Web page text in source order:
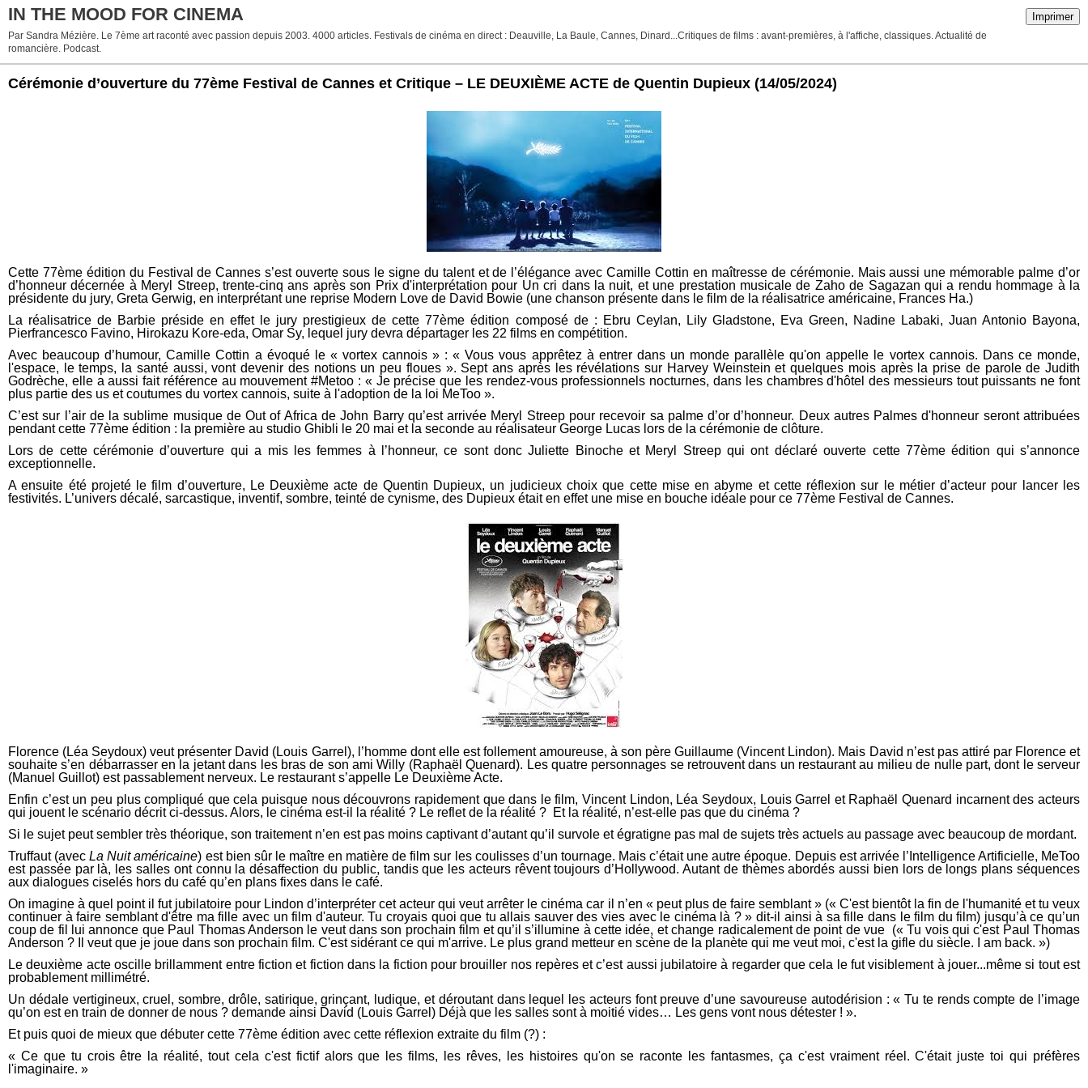
Imprimer
IN THE MOOD FOR CINEMA
Par Sandra Mézière. Le 7ème art raconté avec passion depuis 2003. 4000 articles. Festivals de cinéma en direct : Deauville, La Baule, Cannes, Dinard...Critiques de films : avant-premières, à l'affiche, classiques. Actualité de
romancière. Podcast.
Cérémonie d’ouverture du 77ème Festival de Cannes et Critique – LE DEUXIÈME ACTE de Quentin Dupieux (14/05/2024)
Cette 77ème édition du Festival de Cannes s’est ouverte sous le signe du talent et de l’élégance avec Camille Cottin en maîtresse de cérémonie. Mais aussi une mémorable palme d’or
d’honneur décernée à Meryl Streep, trente-cinq ans après son Prix d'interprétation pour Un cri dans la nuit, et une prestation musicale de Zaho de Sagazan qui a rendu hommage à la
présidente du jury, Greta Gerwig, en interprétant une reprise Modern Love de David Bowie (une chanson présente dans le film de la réalisatrice américaine, Frances Ha.)
La réalisatrice de Barbie préside en effet le jury prestigieux de cette 77ème édition composé de : Ebru Ceylan, Lily Gladstone, Eva Green, Nadine Labaki, Juan Antonio Bayona,
Pierfrancesco Favino, Hirokazu Kore-eda, Omar Sy, lequel jury devra départager les 22 films en compétition.
Avec beaucoup d’humour, Camille Cottin a évoqué le « vortex cannois » : « Vous vous apprêtez à entrer dans un monde parallèle qu'on appelle le vortex cannois. Dans ce monde,
l'espace, le temps, la santé aussi, vont devenir des notions un peu floues ». Sept ans après les révélations sur Harvey Weinstein et quelques mois après la prise de parole de Judith
Godrèche, elle a aussi fait référence au mouvement #Metoo : « Je précise que les rendez-vous professionnels nocturnes, dans les chambres d'hôtel des messieurs tout puissants ne font
plus partie des us et coutumes du vortex cannois, suite à l'adoption de la loi MeToo ».
C’est sur l’air de la sublime musique de Out of Africa de John Barry qu’est arrivée Meryl Streep pour recevoir sa palme d’or d’honneur. Deux autres Palmes d'honneur seront attribuées
pendant cette 77ème édition : la première au studio Ghibli le 20 mai et la seconde au réalisateur George Lucas lors de la cérémonie de clôture.
Lors de cette cérémonie d’ouverture qui a mis les femmes à l’honneur, ce sont donc Juliette Binoche et Meryl Streep qui ont déclaré ouverte cette 77ème édition qui s’annonce
exceptionnelle.
A ensuite été projeté le film d’ouverture, Le Deuxième acte de Quentin Dupieux, un judicieux choix que cette mise en abyme et cette réflexion sur le métier d’acteur pour lancer les
festivités. L’univers décalé, sarcastique, inventif, sombre, teinté de cynisme, des Dupieux était en effet une mise en bouche idéale pour ce 77ème Festival de Cannes.
Florence (Léa Seydoux) veut présenter David (Louis Garrel), l’homme dont elle est follement amoureuse, à son père Guillaume (Vincent Lindon). Mais David n’est pas attiré par Florence et
souhaite s’en débarrasser en la jetant dans les bras de son ami Willy (Raphaël Quenard). Les quatre personnages se retrouvent dans un restaurant au milieu de nulle part, dont le serveur
(Manuel Guillot) est passablement nerveux. Le restaurant s’appelle Le Deuxième Acte.
Enfin c’est un peu plus compliqué que cela puisque nous découvrons rapidement que dans le film, Vincent Lindon, Léa Seydoux, Louis Garrel et Raphaël Quenard incarnent des acteurs
qui jouent le scénario décrit ci-dessus. Alors, le cinéma est-il la réalité ? Le reflet de la réalité ? Et la réalité, n’est-elle pas que du cinéma ?
Si le sujet peut sembler très théorique, son traitement n’en est pas moins captivant d’autant qu’il survole et égratigne pas mal de sujets très actuels au passage avec beaucoup de mordant.
Truffaut (avecLa Nuit américaine) est bien sûr le maître en matière de film sur les coulisses d’un tournage. Mais c’était une autre époque. Depuis est arrivée l’Intelligence Artificielle, MeToo
est passée par là, les salles ont connu la désaffection du public, tandis que les acteurs rêvent toujours d’Hollywood. Autant de thèmes abordés aussi bien lors de longs plans séquences
aux dialogues ciselés hors du café qu’en plans fixes dans le café.
On imagine à quel point il fut jubilatoire pour Lindon d’interpréter cet acteur qui veut arrêter le cinéma car il n’en « peut plus de faire semblant » (« C'est bientôt la fin de l'humanité et tu veux
continuer à faire semblant d'être ma fille avec un film d'auteur. Tu croyais quoi que tu allais sauver des vies avec le cinéma là ? » dit-il ainsi à sa fille dans le film du film) jusqu’à ce qu’un
coup de fil lui annonce que Paul Thomas Anderson le veut dans son prochain film et qu’il s’illumine à cette idée, et change radicalement de point de vue (« Tu vois qui c'est Paul Thomas
Anderson ? Il veut que je joue dans son prochain film. C'est sidérant ce qui m'arrive. Le plus grand metteur en scène de la planète qui me veut moi, c'est la gifle du siècle. I am back. »)
Le deuxième acte oscille brillamment entre fiction et fiction dans la fiction pour brouiller nos repères et c’est aussi jubilatoire à regarder que cela le fut visiblement à jouer...même si tout est
probablement millimétré.
Un dédale vertigineux, cruel, sombre, drôle, satirique, grinçant, ludique, et déroutant dans lequel les acteurs font preuve d’une savoureuse autodérision : « Tu te rends compte de l’image
qu’on est en train de donner de nous ? demande ainsi David (Louis Garrel) Déjà que les salles sont à moitié vides… Les gens vont nous détester ! ».
Et puis quoi de mieux que débuter cette 77ème édition avec cette réflexion extraite du film (?) :
« Ce que tu crois être la réalité, tout cela c'est fictif alors que les films, les rêves, les histoires qu'on se raconte les fantasmes, ça c'est vraiment réel. C'était juste toi qui préfères
l'imaginaire. »